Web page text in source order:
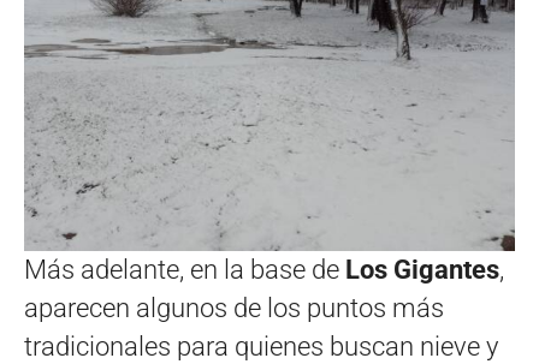
Más adelante, en la base de Los Gigantes,
aparecen algunos de los puntos más
tradicionales para quienes buscan nieve y